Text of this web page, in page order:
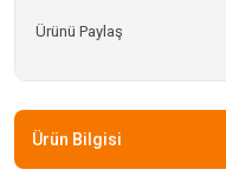
Ürünü Paylaş
Ürün Bilgisi